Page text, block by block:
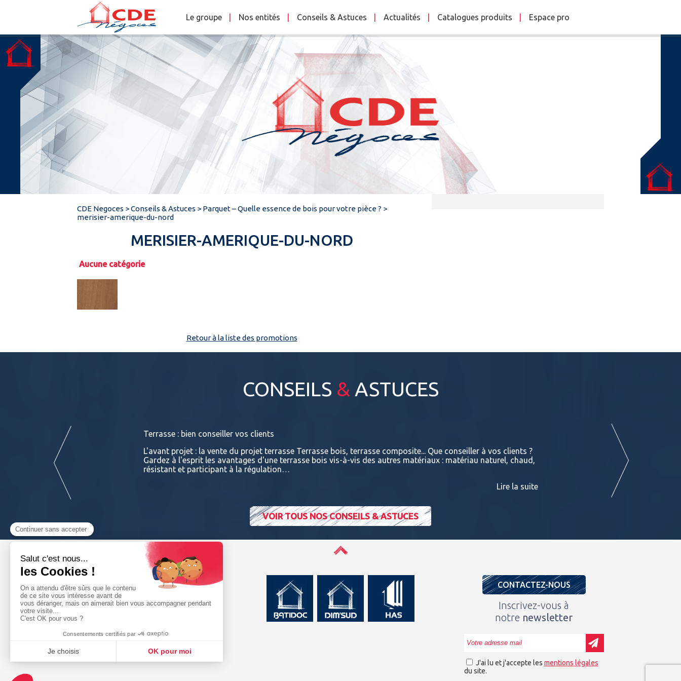
Le groupe Nos entités Conseils & Astuces Actualités Catalogues produits Espace pro
CDE Negoces >Conseils & Astuces > Parquet – Quelle essence de bois pour votre pièce ? >
merisier-amerique-du-nord
MERISIER-AMERIQUE-DU-NORD
Aucune catégorie
Retour à la liste des promotions
CONSEILS & ASTUCES
Tant sur le prix que sur ses
de professionnels sur ses
Terrasse : bien conseiller vos clients
L'avant projet : la vente du projet terrasse Terrasse bois, terrasse composite... Que conseiller à vos clients ?
Gardez à l'esprit les avantages d'une terrasse bois vis-à-vis des autres matériaux : matériau naturel, chaud,
résistant et participant à la régulation…
Lire la suite
Terrasses : Les différentes essences
Vous retrouverez dans les liens
exotiques en stock chez BATIDOC
PADOUK Ces fiches sont
VOIR TOUS NOS CONSEILS & ASTUCES
Le groupe
Nos entités
Conseils & Astuces
produits
CONTACTEZ-NOUS
Inscrivez-vous à
notre newsletter
J'ai lu et j'accepte les mentions légales
du site.